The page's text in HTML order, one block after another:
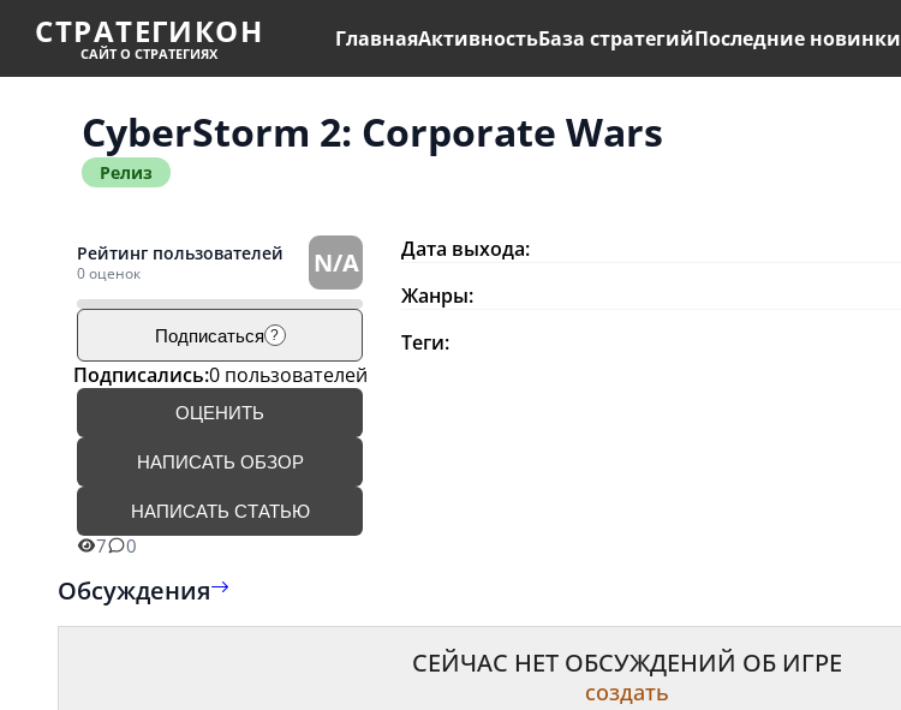
СТРАТЕГИКОН
САЙТ О СТРАТЕГИЯХ
ГлавнаяАктивностьБаза стратегийПоследние новинки
CyberStorm 2: Corporate Wars
Релиз
Рейтинг пользователей
0 оценок N/A
Подписаться ?
Подписались:0 пользователей
ОЦЕНИТЬ
НАПИСАТЬ ОБЗОР
НАПИСАТЬ СТАТЬЮ
7 0
Дата выхода:
Жанры:
Теги:
Обсуждения
СЕЙЧАС НЕТ ОБСУЖДЕНИЙ ОБ ИГРЕ
создать